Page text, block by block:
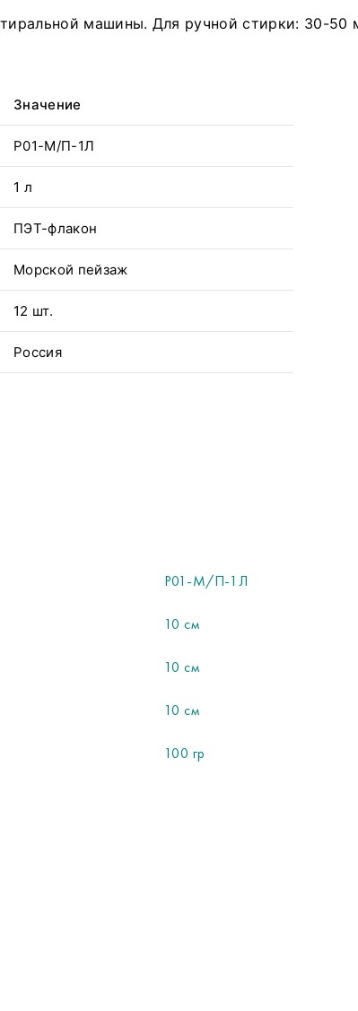
машины. Для ручной стирки: 30-50
Значение
P01-М/П-1Л
1 л
ПЭТ-флакон
Морской пейзаж
12 шт.
Россия
P01-М/П-1Л
10 см
10 см
10 см
100 гр